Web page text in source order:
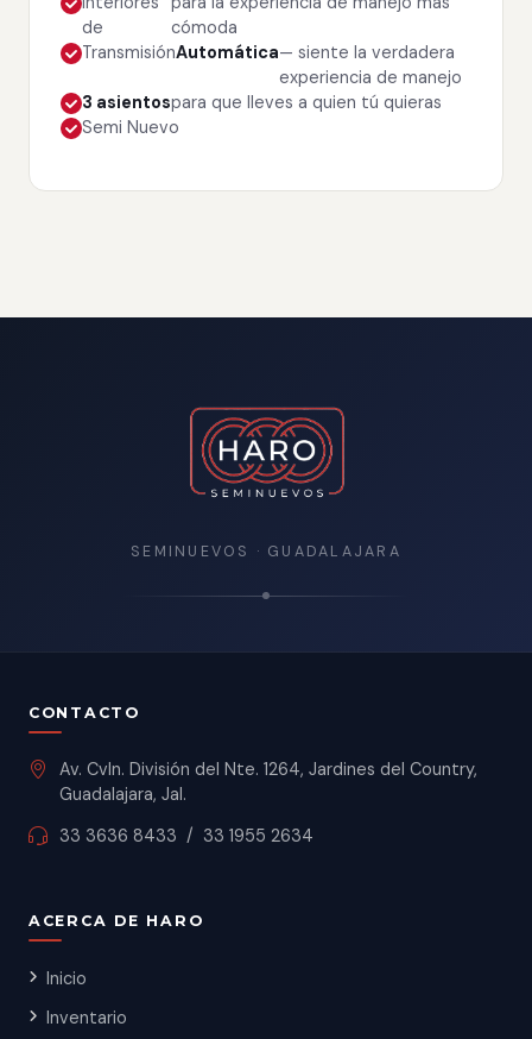
de
cómoda
TransmisiónAutomática— siente la verdadera
experiencia de manejo
3 asientospara que lleves a quien tú quieras
Semi Nuevo
SEMINUEVOS · GUADALAJARA
CONTACTO
Av. Cvln. División del Nte. 1264, Jardines del Country,
Guadalajara, Jal.
33 3636 8433 / 33 1955 2634
ACERCA DE HARO
Inicio
Inventario